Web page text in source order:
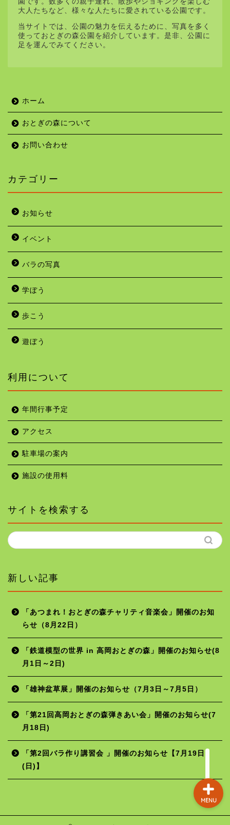
大人たちなど、様々な人たちに愛されている公園です。
当サイトでは、公園の魅力を伝えるために、写真を多く
使っておとぎの森公園を紹介しています。是非、公園に
足を運んでみてください。
ホーム
おとぎの森について
お問い合わせ
カテゴリー
お知らせ
イベント
バラの写真
学ぼう
歩こう
遊ぼう
利用について
年間行事予定
アクセス
駐車場の案内
施設の使用料
サイトを検索する
新しい記事
「あつまれ！おとぎの森チャリティ音楽会」開催のお知
らせ（8月22日）
「鉄道模型の世界 in 高岡おとぎの森」開催のお知らせ(8
月1日～2日)
「雄神盆草展」開催のお知らせ（7月3日～7月5日）
「第21回高岡おとぎの森弾きあい会」開催のお知らせ(7
月18日)
「第2回バラ作り講習会 」開催のお知らせ【7月19日
(日)】
MENU
ホーム
年間行事予定
施設の使用料